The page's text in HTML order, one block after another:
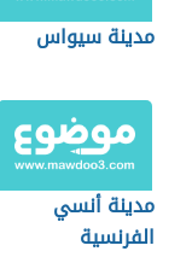
مدينة سيواس
مدينة أنسي
الفرنسية